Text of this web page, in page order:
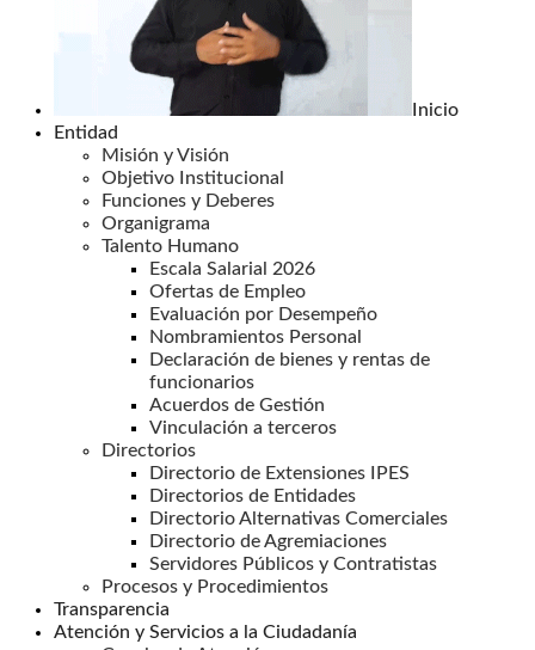
Inicio
Entidad
Misión y Visión
Objetivo Institucional
Funciones y Deberes
Organigrama
Talento Humano
Escala Salarial 2026
Ofertas de Empleo
Evaluación por Desempeño
Nombramientos Personal
Declaración de bienes y rentas de
funcionarios
Acuerdos de Gestión
Vinculación a terceros
Directorios
Directorio de Extensiones IPES
Directorios de Entidades
Directorio Alternativas Comerciales
Directorio de Agremiaciones
Servidores Públicos y Contratistas
Procesos y Procedimientos
Transparencia
Atención y Servicios a la Ciudadanía